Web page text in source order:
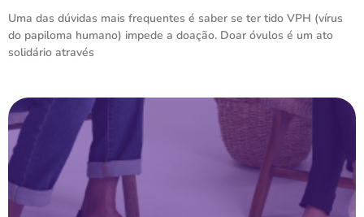
Uma das dúvidas mais frequentes é saber se ter tido VPH (vírus
do papiloma humano) impede a doação. Doar óvulos é um ato
solidário através